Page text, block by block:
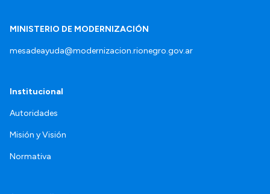
MINISTERIO DE MODERNIZACIÓN
mesadeayuda@modernizacion.rionegro.gov.ar
Institucional
Autoridades
Misión y Visión
Normativa